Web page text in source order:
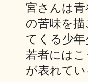
宮さんは
の苦味を
てくる少
若者には
が表れて